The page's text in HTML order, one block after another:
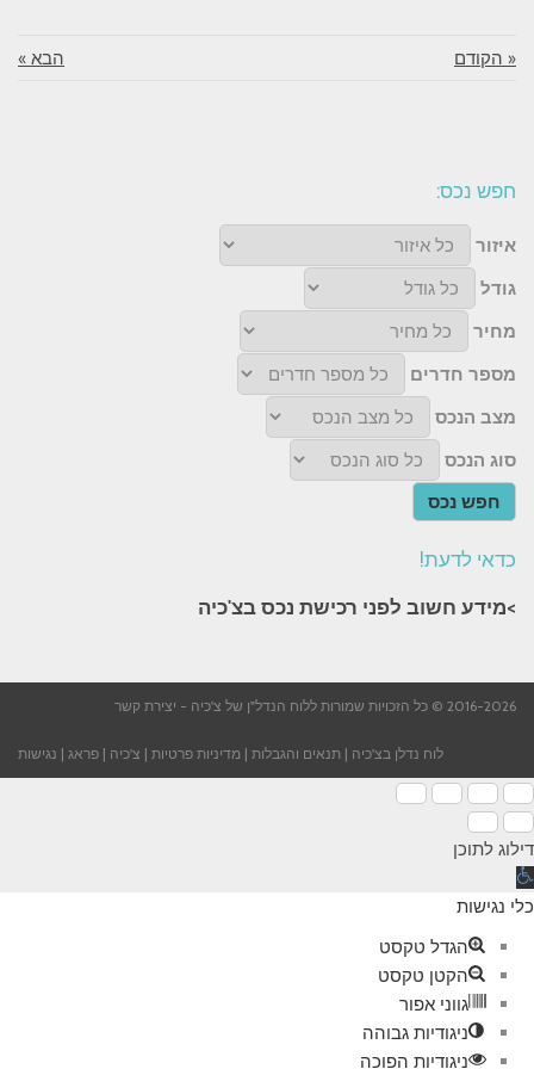
« הקודם הבא »
חפש נכס:
איזור
גודל
מחיר
מספר חדרים
מצב הנכס
סוג הנכס
חפש נכס
כדאי לדעת!
>מידע חשוב לפני רכישת נכס בצ'כיה​
2016-2026 © כל הזכויות שמורות ללוח הנדל"ן של צ'כיה - יצירת קשר
לוח נדלן בצ'כיה | תנאים והגבלות | מדיניות פרטיות | צ'כיה | פראג | נגישות
דילוג לתוכן
פתח
סרגל
כלי נגישות
הגדל טקסט
הקטן טקסט
גווני אפור
ניגודיות גבוהה
ניגודיות הפוכה